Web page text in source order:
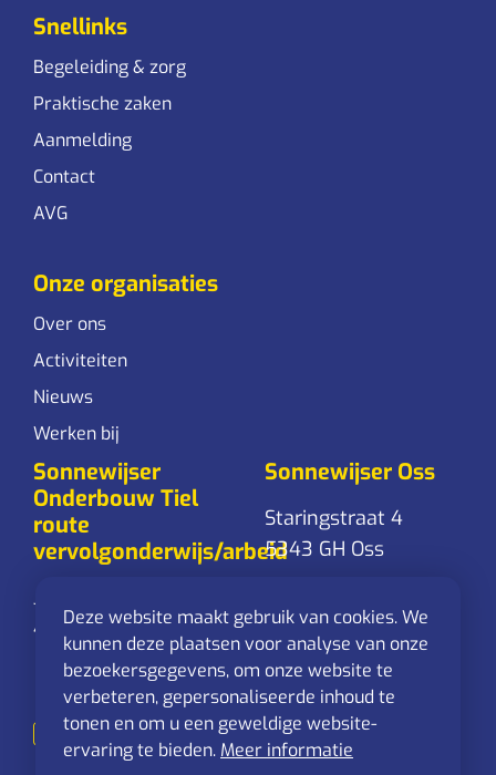
Deze website maakt gebruik van cookies. We
kunnen deze plaatsen voor analyse van onze
bezoekersgegevens, om onze website te
verbeteren, gepersonaliseerde inhoud te
tonen en om u een geweldige website-
ervaring te bieden. Meer informatie
Snellinks
Begeleiding & zorg
Praktische zaken
Aanmelding
Contact
AVG
Onze organisaties
Over ons
Activiteiten
Nieuws
Werken bij
Sonnewijser
Onderbouw Tiel
route
vervolgonderwijs/arbeid
Jacob Cremerstraat 1
4001 XM Tiel
0344-627 042
Stuur een
mail
Sonnewijser Oss
Staringstraat 4
5343 GH Oss
0412-626 300
Stuur een
mail